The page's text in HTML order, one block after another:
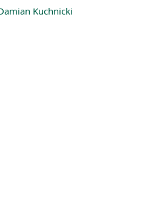
Kuchnicki